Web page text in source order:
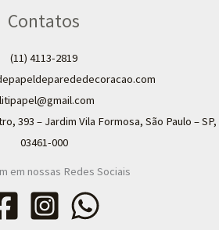
Contatos
(11) 4113-2819
393 – Jardim Vila Formosa, São Paulo – SP,
03461-000
em nossas Redes Sociais